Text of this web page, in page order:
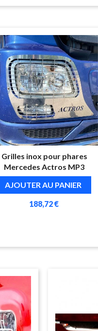
Grilles inox pour phares
Mercedes Actros MP3
AJOUTER AU PANIER
188,72 €